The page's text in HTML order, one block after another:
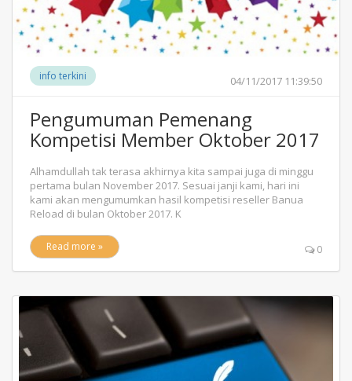
info terkini 04/11/2017 11:39:50
Pengumuman Pemenang
Kompetisi Member Oktober 2017
Alhamdullah tak terasa akhirnya kita sampai juga di minggu
pertama bulan November 2017. Sesuai janji kami, hari ini
kami akan mengumumkan hasil kompetisi reseller Banua
Reload di bulan Oktober 2017. K
Read more » 0